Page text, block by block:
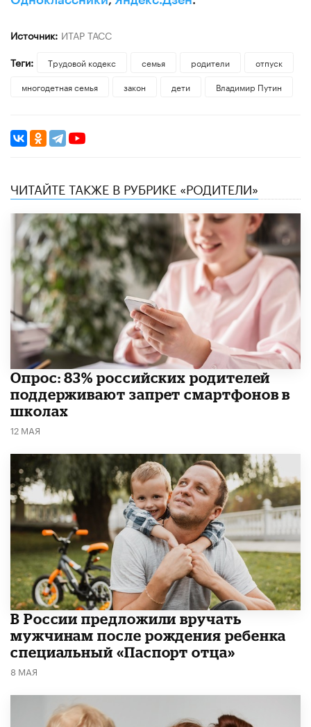
Источник: ИТАР ТАСС
Теги:
Трудовой кодекс семья родители
отпуск
многодетная семья
закон дети Владимир Путин
ЧИТАЙТЕ ТАКЖЕ В РУБРИКЕ «РОДИТЕЛИ»
Опрос: 83% российских родителей
поддерживают запрет смартфонов в
школах
12 МАЯ
В России предложили вручать
мужчинам после рождения ребенка
специальный «Паспорт отца»
8 МАЯ